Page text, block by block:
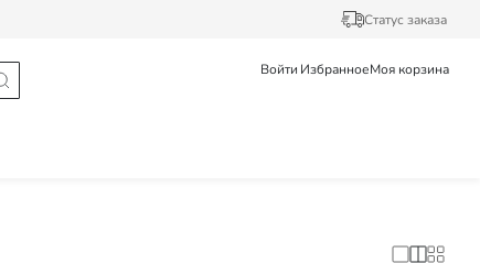
Статус заказа
Войти ИзбранноеМоя корзина